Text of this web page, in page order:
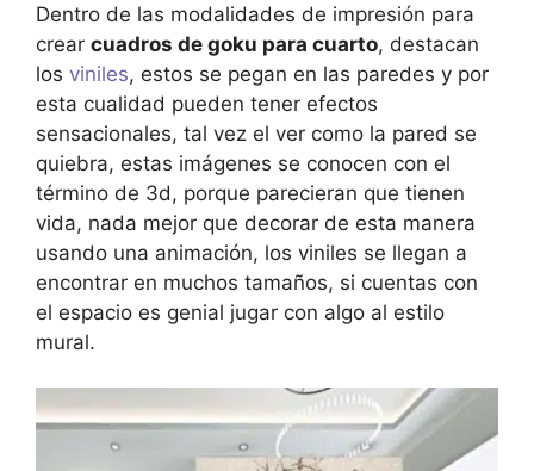
Dentro de las modalidades de impresión para
crear cuadros de goku para cuarto, destacan
los viniles, estos se pegan en las paredes y por
esta cualidad pueden tener efectos
sensacionales, tal vez el ver como la pared se
quiebra, estas imágenes se conocen con el
término de 3d, porque parecieran que tienen
vida, nada mejor que decorar de esta manera
usando una animación, los viniles se llegan a
encontrar en muchos tamaños, si cuentas con
el espacio es genial jugar con algo al estilo
mural.